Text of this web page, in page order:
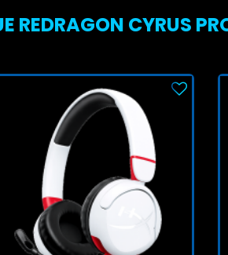
REDRAGON CYRUS